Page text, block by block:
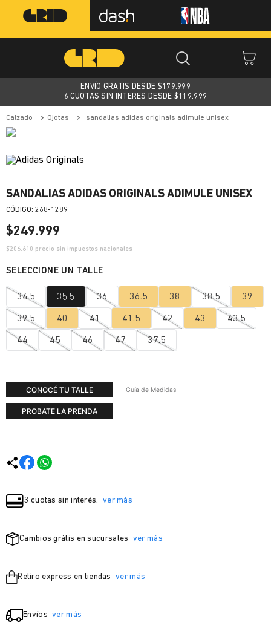
ENVÍO GRATIS DESDE $179.999
6 CUOTAS SIN INTERES DESDE $119.999
calzado ojotas sandalias adidas originals adimule unisex
SANDALIAS ADIDAS ORIGINALS ADIMULE UNISEX
: 268-1289
$249.999
$206.610 precio sin impuestos nacionales
34.5 35.5 36 36.5 38 38.5 39
39.5 40 41 41.5 42 43 43.5
44 45 46 47 37.5
CONOCÉ TU TALLE Guía de Medidas
PROBATE LA PRENDA
3 cuotas sin interés. ver más
Cambios grátis en sucursales ver más
Retiro express en tiendas ver más
Envíos ver más